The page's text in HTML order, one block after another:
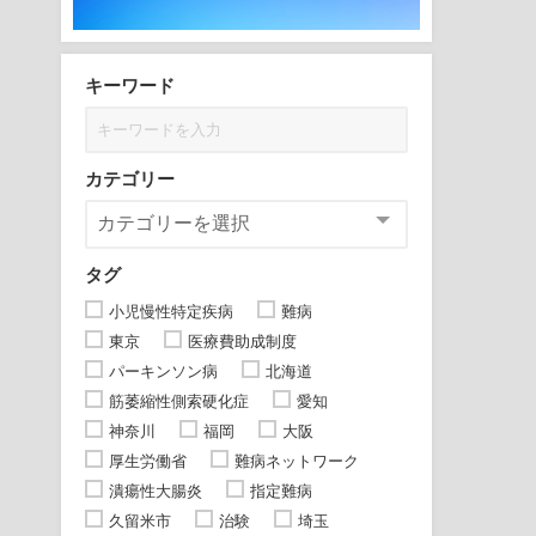
キーワード
カテゴリー
タグ
小児慢性特定疾病
難病
東京
医療費助成制度
パーキンソン病
北海道
筋萎縮性側索硬化症
愛知
神奈川
福岡
大阪
厚生労働省
難病ネットワーク
潰瘍性大腸炎
指定難病
久留米市
治験 埼玉